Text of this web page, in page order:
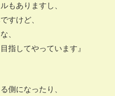
もありますし、
すけど、
、
指してやっています』
側になったり、